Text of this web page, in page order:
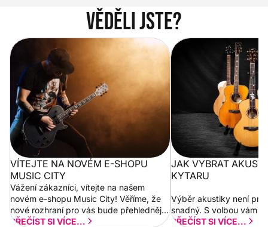
Věděli jste?
Vítejte na novém e-shopu Music
City
VÍTEJTE NA NOVÉM E-SHOPU
MUSIC CITY
Vážení zákazníci, vítejte na našem
novém e-shopu Music City! Věříme, že
nové rozhraní pro vás bude přehlednější
a rychlejší. Postupně budeme přidávat
PŘEČÍST SI VÍCE...
Jak vybrat
JAK VYBRAT
KYTARU
Výběr akustiky není pro
snadný. S volbou vám
PŘEČÍST SI VÍCE...